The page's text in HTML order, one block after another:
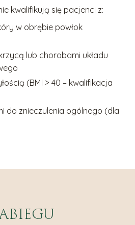
kwalifikują się pacjenci z:
w obrębie powłok
lub chorobami układu
(BMI > 40 – kwalifikacja
do znieczulenia ogólnego (dla